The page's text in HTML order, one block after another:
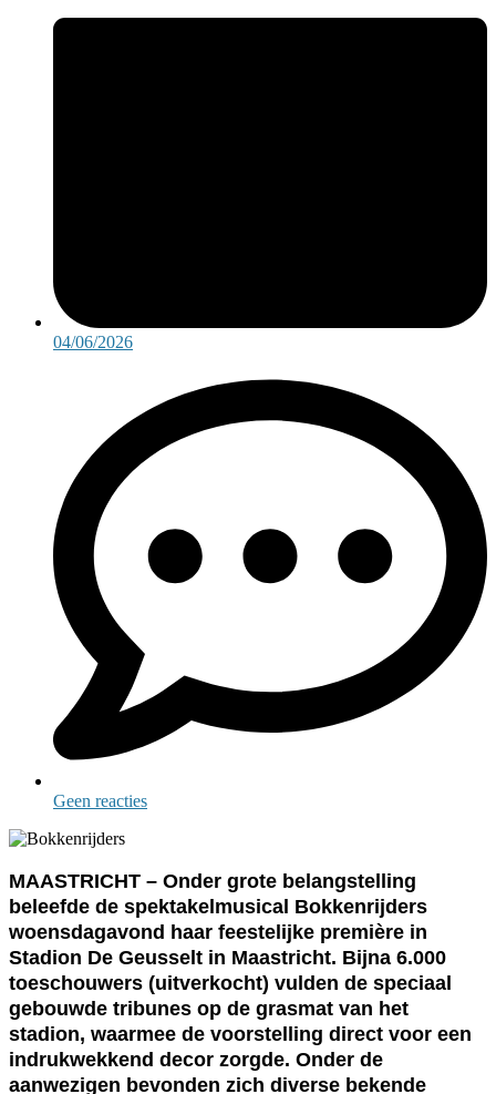
04/06/2026
Geen reacties
MAASTRICHT – Onder grote belangstelling
beleefde de spektakelmusical Bokkenrijders
woensdagavond haar feestelijke première in
Stadion De Geusselt in Maastricht. Bijna 6.000
toeschouwers (uitverkocht) vulden de speciaal
gebouwde tribunes op de grasmat van het
stadion, waarmee de voorstelling direct voor een
indrukwekkend decor zorgde. Onder de
aanwezigen bevonden zich diverse bekende